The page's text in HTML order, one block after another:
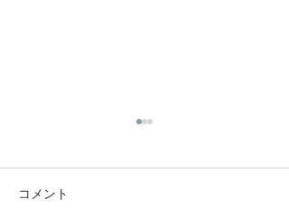
コメント